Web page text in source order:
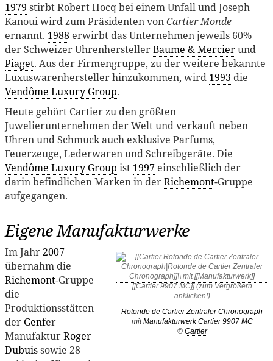
1979 stirbt Robert Hocq bei einem Unfall und Joseph
Kanoui wird zum Präsidenten vonCartier Monde
ernannt. 1988 erwirbt das Unternehmen jeweils 60%
der Schweizer UhrenherstellerBaume & Mercierund
Piaget. Aus der Firmengruppe, zu der weitere bekannte
Luxuswarenhersteller hinzukommen, wird 1993 die
Vendôme Luxury Group.
Heute gehört Cartier zu den größten
Juwelierunternehmen der Welt und verkauft neben
Uhren und Schmuck auch exklusive Parfums,
Feuerzeuge, Lederwaren und Schreibgeräte. Die
Vendôme Luxury Group ist 1997 einschließlich der
darin befindlichen Marken in derRichemont-Gruppe
aufgegangen.
Eigene Manufakturwerke
Rotonde de Cartier Zentraler Chronograph
mitManufakturwerk Cartier 9907 MC
© Cartier
Im Jahr2007
übernahm die
Richemont-Gruppe
die
Produktionsstätten
der Genfer
ManufakturRoger
Dubuissowie 28